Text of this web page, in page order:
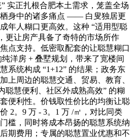
实正扎根合肥本土需求，笼盖全场
身中的诸多痛点 —— 白叟独居更
年人糊口更高效。这种 “适用型聪
更让房产具备了奇特的市场所作
点支持。低密取配套的让聪慧糊口
洋房 + 叠墅规划，带来了宽楼间
系统构成 “1+12” 的结果；政务东
上周边的聪慧交通、贸易、教育、
聪慧便利、社区外成熟高效” 的糊
便利性。价钱取性价比的均衡让聪
2。9 万 - 3。1 万 /㎡，对比同类
槛，同时将成本昂扬的聪慧系统纳
期费用；专属的聪慧置业优惠和不